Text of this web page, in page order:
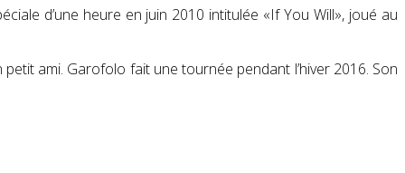
d’une heure en juin 2010 intitulée «If You Will», joué au
ami. Garofolo fait une tournée pendant l’hiver 2016. Son